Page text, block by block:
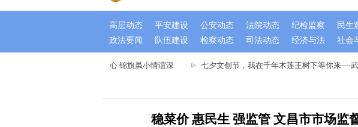
河南通许法院：排忧解难暖民心 锦旗虽小情谊深 七夕文创节，我在千年木莲王树下等你来----
政法要闻 队伍建设 检察动态 司法动态 经济与法 社会
高层动态 平安建设 公安动态 法院动态 纪检监察 民生
稳菜价 惠民生 强监管 文昌市市场监